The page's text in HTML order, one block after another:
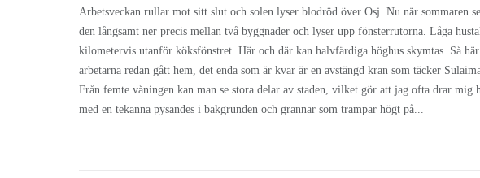
Arbetsveckan rullar mot sitt slut och solen lyser blodröd över Osj. Nu när sommaren
den långsamt ner precis mellan två byggnader och lyser upp fönsterrutorna. Låga
kilometervis utanför köksfönstret. Här och där kan halvfärdiga höghus skymtas. Så
arbetarna redan gått hem, det enda som är kvar är en avstängd kran som täcker
Från femte våningen kan man se stora delar av staden, vilket gör att jag ofta drar mig
med en tekanna pysandes i bakgrunden och grannar som trampar högt på...